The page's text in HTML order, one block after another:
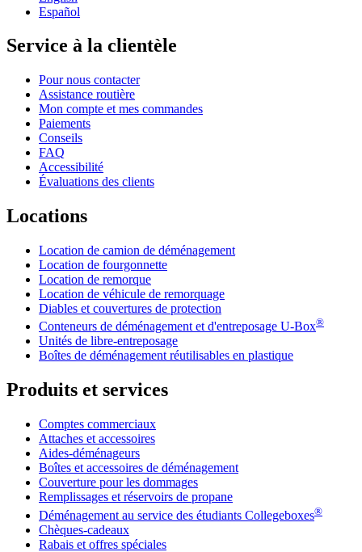
Español
Service à la clientèle
Pour nous contacter
Assistance routière
Mon compte et mes commandes
Paiements
Conseils
FAQ
Accessibilité
Évaluations des clients
Locations
Location de camion de déménagement
Location de fourgonnette
Location de remorque
Location de véhicule de remorquage
Diables et couvertures de protection
Conteneurs de déménagement et d'entreposage U-Box®
Unités de libre-entreposage
Boîtes de déménagement réutilisables en plastique
Produits et services
Comptes commerciaux
Attaches et accessoires
Aides-déménageurs
Boîtes et accessoires de déménagement
Couverture pour les dommages
Remplissages et réservoirs de propane
Déménagement au service des étudiants Collegeboxes®
Chèques-cadeaux
Rabais et offres spéciales